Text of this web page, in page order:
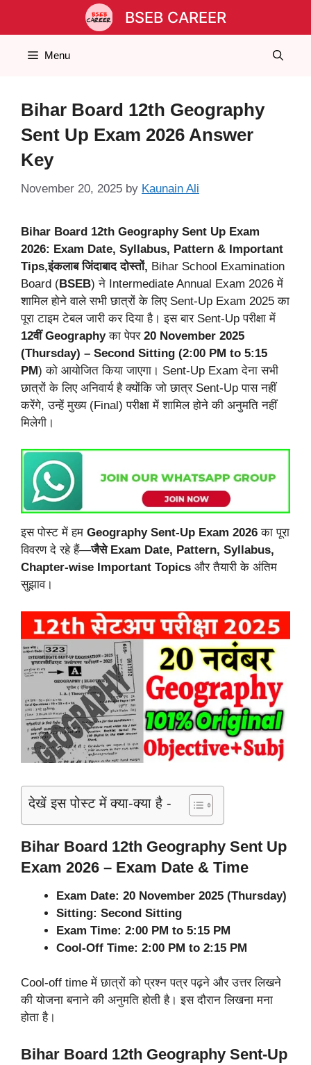
BSEB CAREER
Menu
Bihar Board 12th Geography
Sent Up Exam 2026 Answer
Key
November 20, 2025 by Kaunain Ali
Bihar Board 12th Geography Sent Up Exam
2026: Exam Date, Syllabus, Pattern & Important
Tips,इंकलाब जिंदाबाद दोस्तों, Bihar School Examination
Board (BSEB) ने Intermediate Annual Exam 2026 में
शामिल होने वाले सभी छात्रों के लिए Sent-Up Exam 2025 का
पूरा टाइम टेबल जारी कर दिया है। इस बार Sent-Up परीक्षा में
12वीं Geographyका पेपर 20 November 2025
(Thursday) – Second Sitting (2:00 PM to 5:15
PM) को आयोजित किया जाएगा। Sent-Up Exam देना सभी
छात्रों के लिए अनिवार्य है क्योंकि जो छात्र Sent-Up पास नहीं
करेंगे, उन्हें मुख्य (Final) परीक्षा में शामिल होने की अनुमति नहीं
मिलेगी।
इस पोस्ट में हम Geography Sent-Up Exam 2026 का पूरा
विवरण दे रहे हैं—जैसे Exam Date, Pattern, Syllabus,
Chapter-wise Important Topics और तैयारी के अंतिम
सुझाव।
देखें इस पोस्ट में क्या-क्या है -
Bihar Board 12th Geography Sent Up
Exam 2026 – Exam Date & Time
Exam Date: 20 November 2025 (Thursday)
Sitting: Second Sitting
Exam Time: 2:00 PM to 5:15 PM
Cool-Off Time: 2:00 PM to 2:15 PM
Cool-off time में छात्रों को प्रश्न पत्र पढ़ने और उत्तर लिखने
की योजना बनाने की अनुमति होती है। इस दौरान लिखना मना
होता है।
Bihar Board 12th Geography Sent-Up